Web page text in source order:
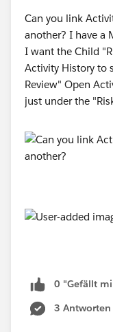
Can you link
another? I have a
I want the Child
Activity History to
Review" Open
just under the
0 "Gefällt
3 Antworten